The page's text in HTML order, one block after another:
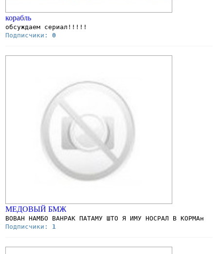
корабль
обсуждаем сериал!!!!!
Подписчики: 0
МЕДОВЫЙ БМЖ
ВОВАН НАМБО ВАНРАК ПАТАМУ ШТО Я ИМУ НОСРАЛ В КОРМАн
Подписчики: 1